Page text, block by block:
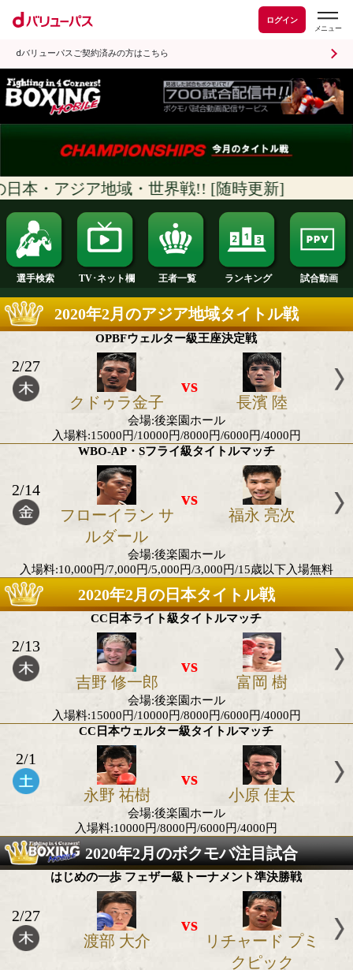
ログイン
dバリューパスご契約済みの方はこちら
・アジア地域・世界戦!! [随時更新]
TV･ネット欄 王者一覧
2020年2月のアジア地域タイトル
OPBFウェルター級王座決定戦
2/27
クドゥラ金子
vs
会場:後楽園ホール
入場料:15000円/10000円/8000円/6000円/4000
WBO-AP・Sフライ級タイトルマッチ
2/14
フローイラン サ
ルダール
vs
福永 亮
会場:後楽園ホール
入場料:10,000円/7,000円/5,000円/3,000円/15歳以下
2020年2月の日本タイトル戦
CC日本ライト級タイトルマッチ
2/13
吉野 修一郎
vs
会場:後楽園ホール
入場料:15000円/10000円/8000円/6000円/4000
CC日本ウェルター級タイトルマッチ
2/1
vs
小原 佳